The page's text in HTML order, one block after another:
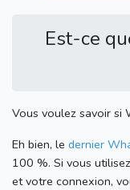
Est-ce
Vous voulez savoir si
Eh bien, le dernier
100 %. Si vous
et votre connexion,